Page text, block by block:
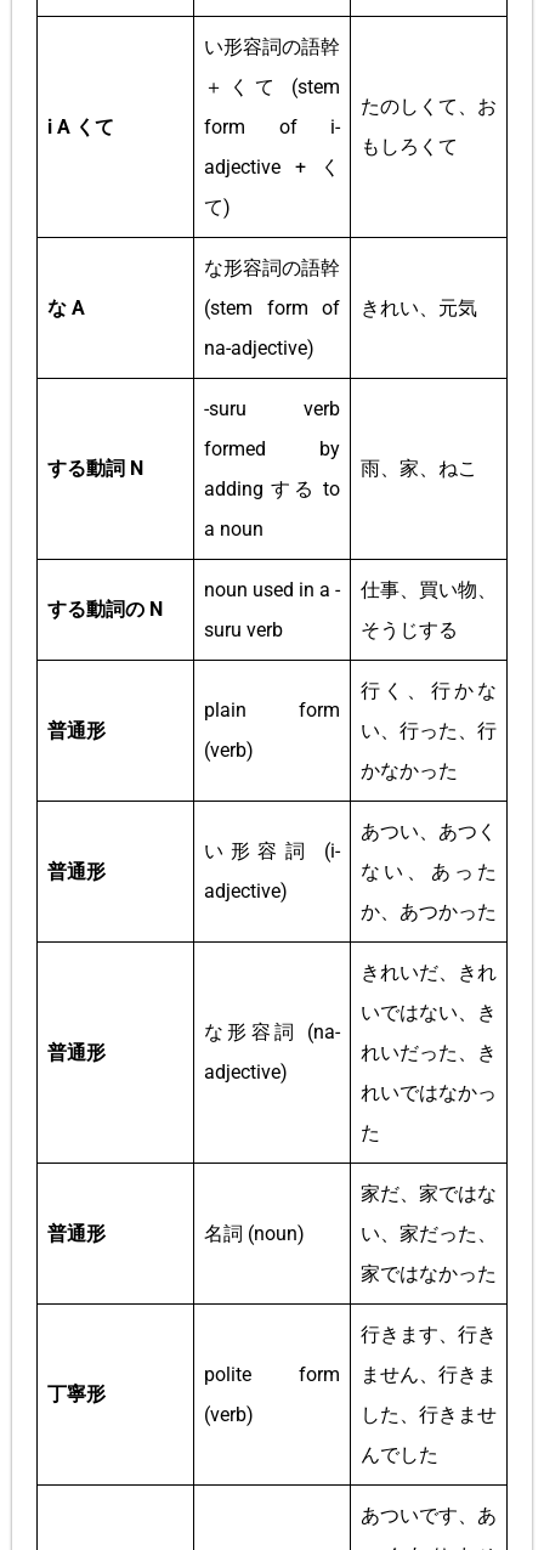
i A くて
い形容詞の語幹
＋くて (stem
form of i-
adjective + く
て)
たのしくて、お
もしろくて
な A
な形容詞の語幹
(stem form of
na-adjective)
きれい、元気
する動詞 N
-suru verb
formed by
adding する to
a noun
雨、家、ねこ
する動詞の N
noun used in a -
suru verb
仕事、買い物、
そうじする
普通形
plain form
(verb)
行く、行かな
い、行った、行
かなかった
普通形
い形容詞 (i-
adjective)
あつい、あつく
ない、あった
か、あつかった
普通形
な形容詞 (na-
adjective)
きれいだ、きれ
いではない、き
れいだった、き
れいではなかっ
た
普通形 名詞 (noun)
家だ、家ではな
い、家だった、
家ではなかった
丁寧形
polite form
(verb)
行きます、行き
ません、行きま
した、行きませ
んでした
あついです、あ